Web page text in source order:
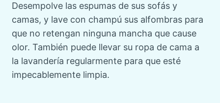
Desempolve las espumas de sus sofás y
camas, y lave con champú sus alfombras para
que no retengan ninguna mancha que cause
olor. También puede llevar su ropa de cama a
la lavandería regularmente para que esté
impecablemente limpia.